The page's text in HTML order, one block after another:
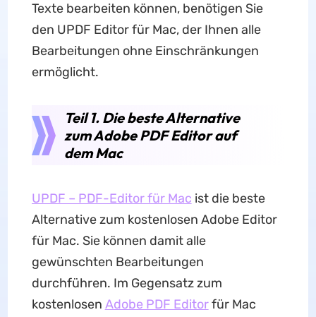
Texte bearbeiten können, benötigen Sie
den UPDF Editor für Mac, der Ihnen alle
Bearbeitungen ohne Einschränkungen
ermöglicht.
Teil 1. Die beste Alternative
zum Adobe PDF Editor auf
dem Mac
UPDF – PDF-Editor für Mac ist die beste
Alternative zum kostenlosen Adobe Editor
für Mac. Sie können damit alle
gewünschten Bearbeitungen
durchführen. Im Gegensatz zum
kostenlosen Adobe PDF Editorfür Mac